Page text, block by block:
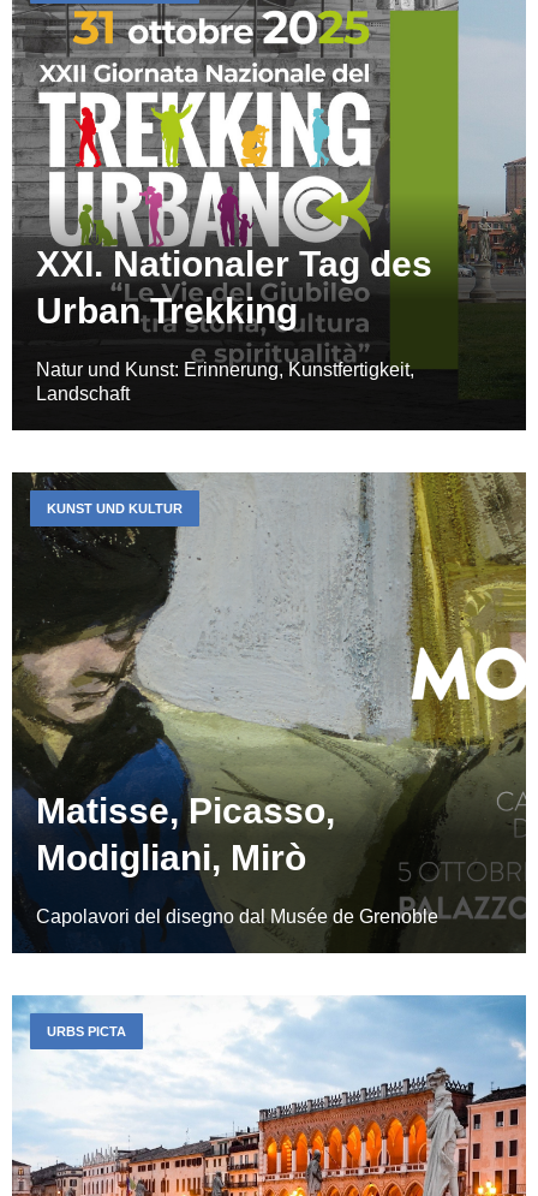
XXI. Nationaler Tag des
Urban Trekking
Natur und Kunst: Erinnerung, Kunstfertigkeit,
Landschaft
Matisse, Picasso,
Modigliani, Mirò
Capolavori del disegno dal Musée de Grenoble
KUNST UND KULTUR
URBS PICTA